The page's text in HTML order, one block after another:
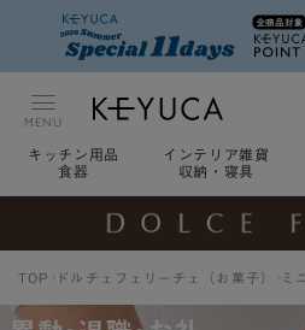
MENU
キッチン用品
食器
インテリア雑貨
収納・寝具
TOP ドルチェフェリーチェ（お菓子） ミ